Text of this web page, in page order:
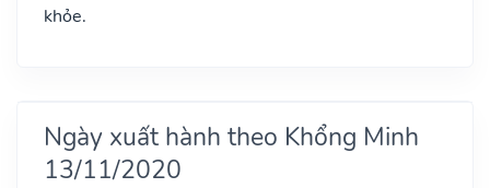
khỏe.
Ngày xuất hành theo Khổng Minh
13/11/2020